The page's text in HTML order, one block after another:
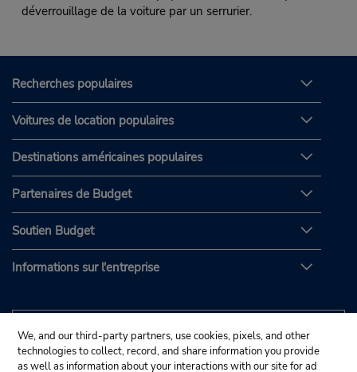
déverrouillage de la voiture par un serrurier.
Recherches populaires
Voitures de location populaires
Destinations américaines populaires
Partenaires de Budget
Soutien Budget
Informations sur l'entreprise
We, and our third-party partners, use cookies, pixels, and other
technologies to collect, record, and share information you provide
as well as information about your interactions with our site for ad